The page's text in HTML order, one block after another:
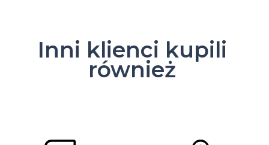
Inni klienci kupili
również